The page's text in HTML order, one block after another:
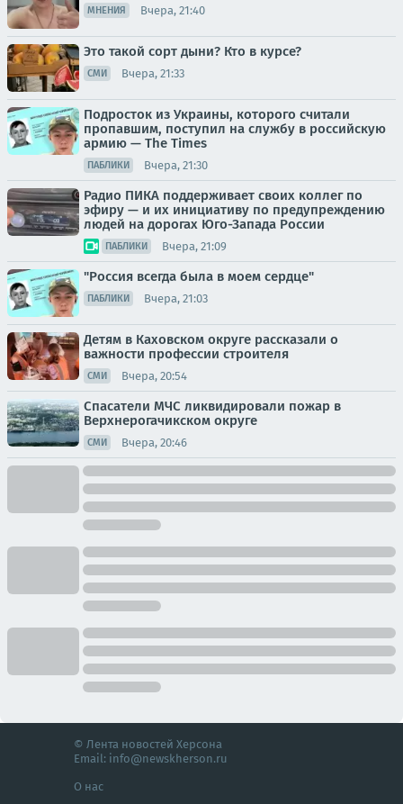
МНЕНИЯ Вчера, 21:40
Это такой сорт дыни? Кто в курсе?
СМИ Вчера, 21:33
Подросток из Украины, которого считали
пропавшим, поступил на службу в российскую
армию — The Times
ПАБЛИКИ Вчера, 21:30
Радио ПИКА поддерживает своих коллег по
эфиру — и их инициативу по предупреждению
людей на дорогах Юго-Запада России
ПАБЛИКИ Вчера, 21:09
"Россия всегда была в моем сердце"
ПАБЛИКИ Вчера, 21:03
Детям в Каховском округе рассказали о
важности профессии строителя
СМИ Вчера, 20:54
Спасатели МЧС ликвидировали пожар в
Верхнерогачикском округе
СМИ Вчера, 20:46
© Лента новостей Херсона
Email: info@newskherson.ru
О нас